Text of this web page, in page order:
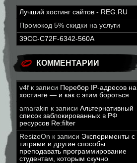
Лучший хостинг сайтов - REG.RU
Промокод 5% скидки на услуги
39CC-C72F-6342-560A
КОММЕНТАРИИ
v4f к записи Перебор IP-адресов на
хостинге — и как с этим бороться
amarakin к записи Альтернативный
список заблокированных в РФ
ресурсов Re:filter
ResizeOn к записи Эксперименты с
тиграми и другие способы
преподавать программирование
студентам, которым скучно